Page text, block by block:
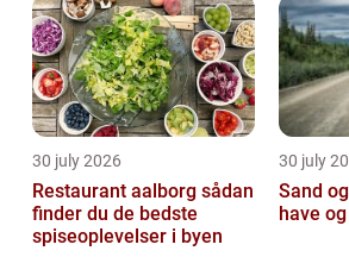
30 july 2026
Restaurant aalborg sådan
finder du de bedste
spiseoplevelser i byen
30 july
Sand
have